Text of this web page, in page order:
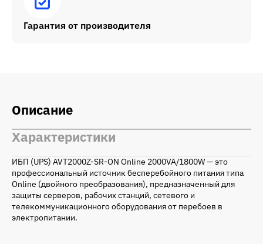
Гарантия от производителя
Описание
Характеристики
ИБП (UPS) AVT2000Z-SR-ON Online 2000VA/1800W — это
профессиональный источник бесперебойного питания типа
Online (двойного преобразования), предназначенный для
защиты серверов, рабочих станций, сетевого и
телекоммуникационного оборудования от перебоев в
электропитании.